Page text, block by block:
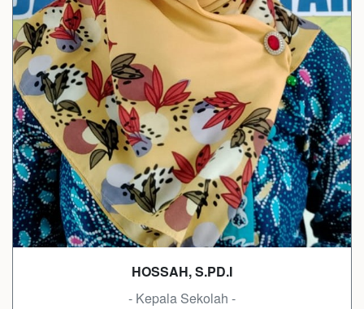
HOSSAH, S.PD.I
- Kepala Sekolah -